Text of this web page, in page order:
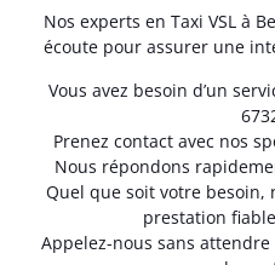
Nos experts en Taxi VSL à
écoute pour assurer une
Vous avez besoin d’un
Prenez contact avec nos
Nous répondons
Quel que soit votre besoin,
prestation
Appelez-nous sans